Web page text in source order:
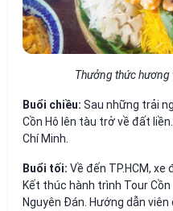
Thưởng thức hương
Buổi chiều: Sau những trải
Cồn Hô lên tàu trở về đất
Chí Minh.
Buổi tối: Về đến TP.HCM,
Kết thúc hành trình Tour
Nguyên Đán. Hướng dẫn